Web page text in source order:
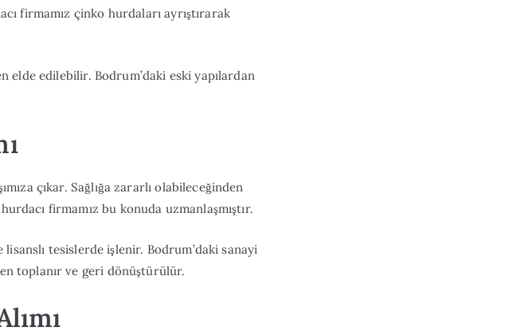
firmamız çinko hurdaları ayrıştırarak
elde edilebilir. Bodrum’daki eski yapılardan
çıkar. Sağlığa zararlı olabileceğinden
firmamız bu konuda uzmanlaşmıştır.
tesislerde işlenir. Bodrum’daki sanayi
toplanır ve geri dönüştürülür.